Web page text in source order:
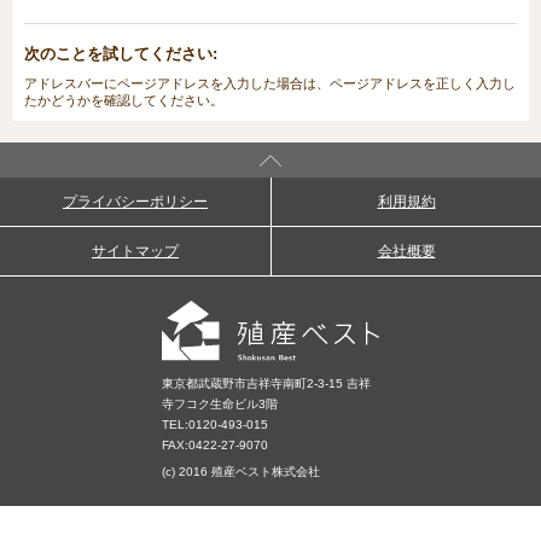
次のことを試してください:
アドレスバーにページアドレスを入力した場合は、ページアドレスを正しく入力し
たかどうかを確認してください。
プライバシーポリシー 利用規約
サイトマップ 会社概要
東京都武蔵野市吉祥寺南町2-3-15 吉祥
寺フコク生命ビル3階
TEL:0120-493-015
FAX:0422-27-9070
(c) 2016 殖産ベスト株式会社